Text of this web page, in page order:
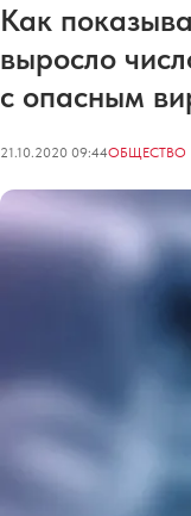
Как
выросло
с опасным
21.10.2020 09:44ОБЩЕСТВО